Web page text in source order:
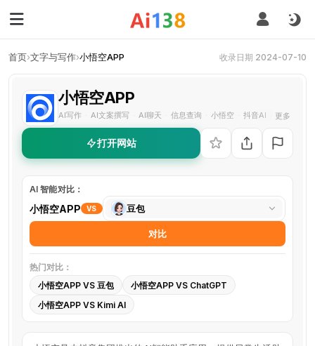
首页›文字与写作›小悟空APP 收录日期 2024-07-10
小悟空APP
AI写作 AI文案撰写 AI聊天 信息查询 小悟空 抖音AI 智能助手
更多
打开网站
AI 智能对比：
小悟空APP VS
选
择
具
豆包
对比
热门对比：
小悟空APP VS 豆包
小悟空APP VS ChatGPT
小悟空APP VS Kimi AI